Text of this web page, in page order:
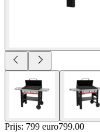
Prijs: 799 euro799.00